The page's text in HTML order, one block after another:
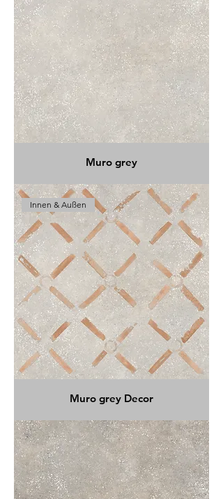
Muro grey
Innen & Außen
Muro grey Decor